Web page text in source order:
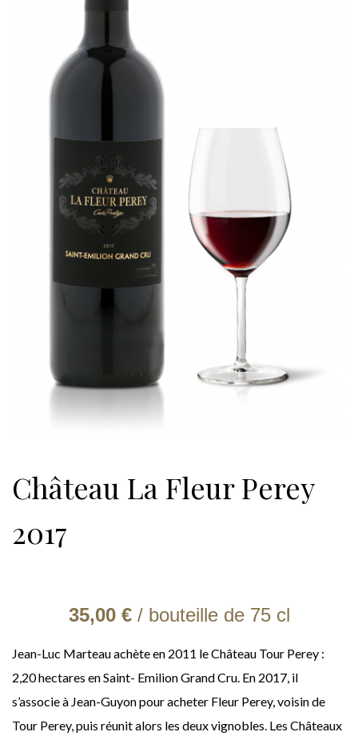
Château La Fleur Perey
2017
35,00 € / bouteille de 75 cl
Jean-Luc Marteau achète en 2011 le Château Tour Perey :
2,20 hectares en Saint- Emilion Grand Cru. En 2017, il
s’associe à Jean-Guyon pour acheter Fleur Perey, voisin de
Tour Perey, puis réunit alors les deux vignobles. Les Châteaux